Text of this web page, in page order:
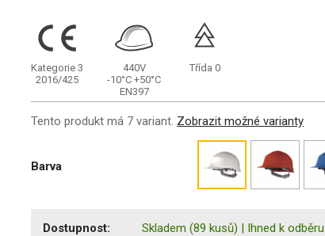
Kategorie 3
2016/425
440V
-10°C+50°C
EN397
Třída 0
Tento produkt má 7 variant. Zobrazit možné varianty
Barva
Dostupnost: Skladem (89 kusů) | Ihned k odběru